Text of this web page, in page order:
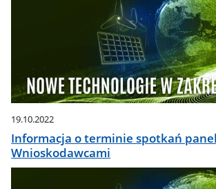
19.10.2022
Informacja o terminie spotkań
Wnioskodawcami